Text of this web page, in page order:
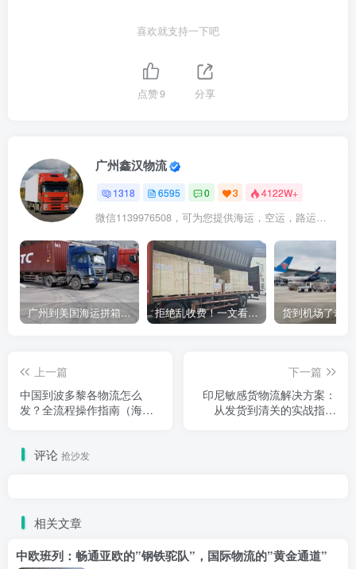
喜欢就支持一下吧
点赞9 分享
广州鑫汉物流
1318 6595 0 3 4122W+
微信1139976508，可为您提供海运，空运，路运，铁路运输
广州到美国海运拼箱多少钱？2024年最新运费构成+隐藏费用避坑指南 拒绝乱收费！一文看懂中国货代计费套路，教你避开所有隐形坑
上一篇
中国到波多黎各物流怎么
发？全流程操作指南（海运
下一篇
印尼敏感货物流解决方案：
从发货到清关的实战指南
评论 抢沙发
相关文章
中欧班列：畅通亚欧的”钢铁驼队”，国际物流的”黄金通道”